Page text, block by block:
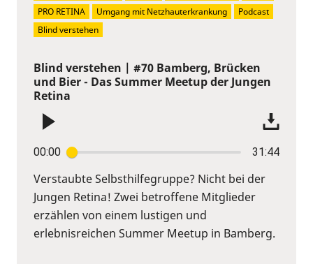
Blind verstehen | #70 Bamberg, Brücken
und Bier - Das Summer Meetup der Jungen
Retina
00:00 31:44
Verstaubte Selbsthilfegruppe? Nicht bei der
Jungen Retina! Zwei betroffene Mitglieder
erzählen von einem lustigen und
erlebnisreichen Summer Meetup in Bamberg.
PRO RETINA
Umgang mit Netzhauterkrankung
Podcast
Blind verstehen